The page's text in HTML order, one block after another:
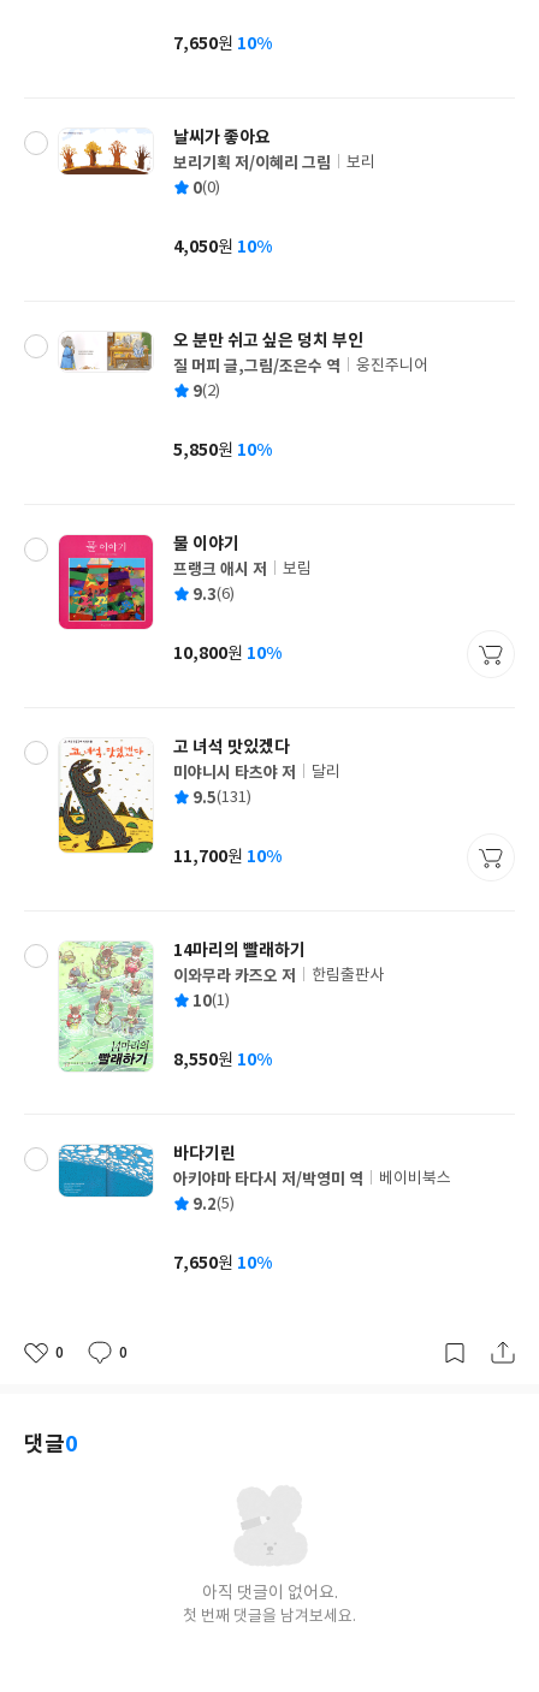
사
가
7,650원 10%
날씨가 좋아요
글
쓴
보리기획 저/이혜리 그림
출
사
보리
평 0(0)
가
4,050원 10%
오 분만 쉬고 싶은 덩치 부인
글
쓴
질 머피 글,그림/조은수 역
출
사
웅진주니어
평 9(2)
가
5,850원 10%
물 이야기
글
쓴
프랭크 애시 저
출
사
보림
평 9.3(6)
가
10,800원 10%
고 녀석 맛있겠다
글
쓴
미야니시 타츠야 저
출
사
달리
평 9.5(131)
가
11,700원 10%
14마리의 빨래하기
글
쓴
이와무라 카즈오 저
출
사
한림출판사
평 10(1)
가
8,550원 10%
바다기린
글
쓴
아키야마 타다시 저/박영미 역
출
사
베이비북스
평 9.2(5)
가
7,650원 10%
좋
0
댓
0
작
댓글0
아직 댓글이 없어요.
첫 번째 댓글을 남겨보세요.